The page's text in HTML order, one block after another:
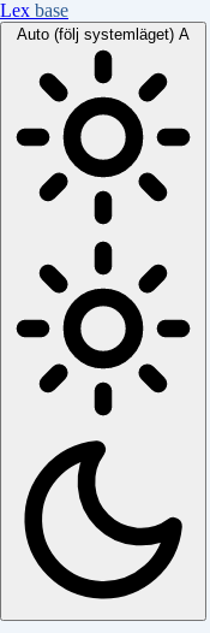
Lex base
Auto (följ systemläget) A